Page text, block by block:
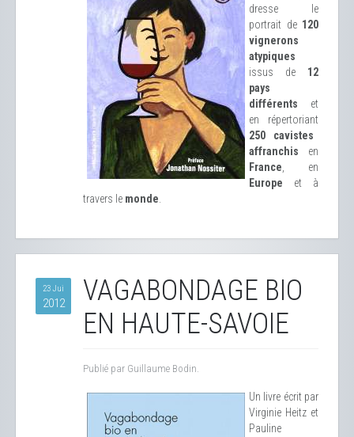
dresse le
portrait de 120
vignerons
atypiques
issus de 12
pays
différents et
en répertoriant
250 cavistes
affranchis en
France , en
Europe et à
travers le monde
23 Jui
2012
VAGABONDAGE BIO
EN HAUTE-SAVOIE
Publié par Guillaume Bodin.
Un livre écrit par
Virginie Heitz et
Pauline